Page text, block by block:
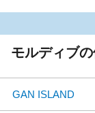
モルディブ
GAN ISLAND